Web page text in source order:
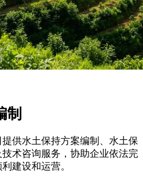
制
供水土保持方案编制、水土保
术咨询服务，协助企业依法完
建设和运营。